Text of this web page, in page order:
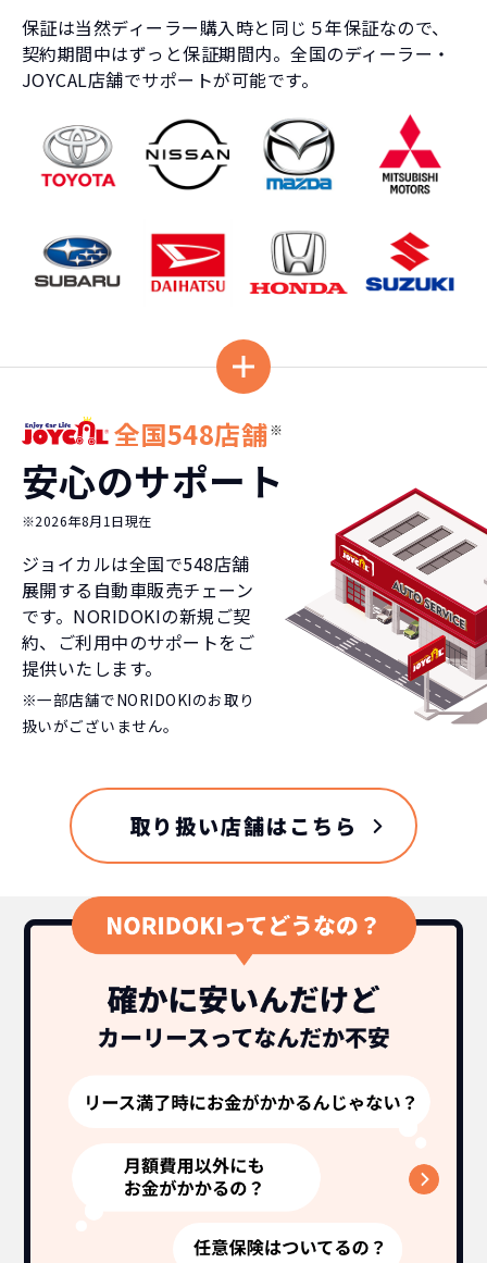
保証は当然ディーラー購入時と同じ５年保証なので、
契約期間中はずっと保証期間内。全国のディーラー・
JOYCAL店舗でサポートが可能です。
全国548店舗※
安心のサポート
※2026年8月1日現在
ジョイカルは全国で548店舗
展開する自動車販売チェーン
です。NORIDOKIの新規ご契
約、ご利用中のサポートをご
提供いたします。
※一部店舗でNORIDOKIのお取り
扱いがございません。
取り扱い店舗はこちら